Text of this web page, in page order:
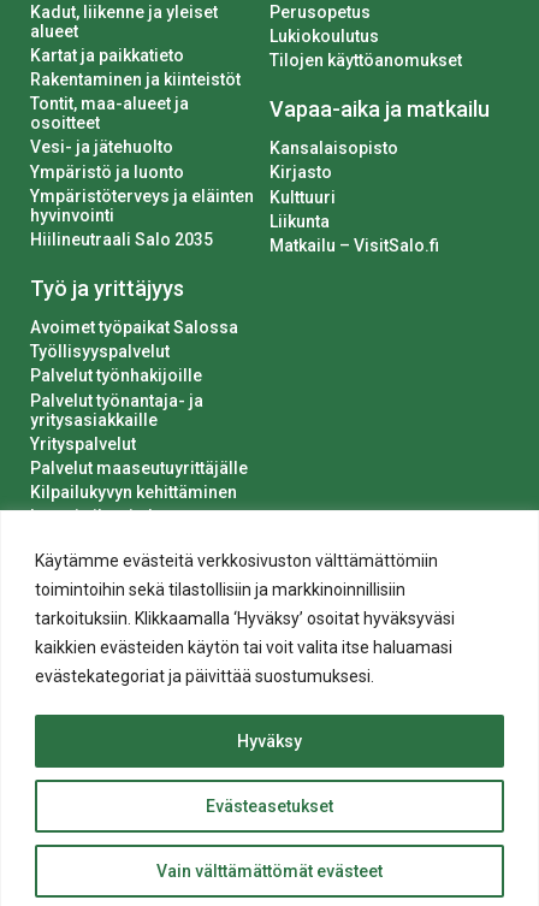
Käytämme evästeitä verkkosivuston välttämättömiin
toimintoihin sekä tilastollisiin ja markkinoinnillisiin
tarkoituksiin. Klikkaamalla ‘Hyväksy’ osoitat hyväksyväsi
kaikkien evästeiden käytön tai voit valita itse haluamasi
evästekategoriat ja päivittää suostumuksesi.
Evästeasetukset
Vain välttämättömät evästeet
Hyväksy
ylös
Kadut, liikenne ja yleiset
alueet
Kartat ja paikkatieto
Rakentaminen ja kiinteistöt
Tontit, maa-alueet ja
osoitteet
Vesi- ja jätehuolto
Ympäristö ja luonto
Ympäristöterveys ja eläinten
hyvinvointi
Hiilineutraali Salo 2035
Työ ja yrittäjyys
Avoimet työpaikat Salossa
Työllisyyspalvelut
Palvelut työnhakijoille
Palvelut työnantaja- ja
yritysasiakkaille
Yrityspalvelut
Palvelut maaseutuyrittäjälle
Kilpailukyvyn kehittäminen
Luvat ja ilmoitukset
Perusopetus
Lukiokoulutus
Tilojen käyttöanomukset
Vapaa-aika ja matkailu
Kansalaisopisto
Kirjasto
Kulttuuri
Liikunta
Matkailu – VisitSalo.fi
Saavutettavuusseloste
© 2020 Salon kaupunki
Website crafted byEvermade.